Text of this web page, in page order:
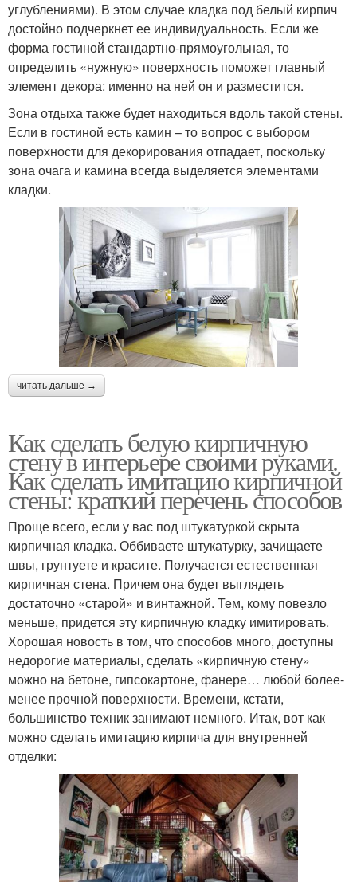
углублениями). В этом случае кладка под белый кирпич
достойно подчеркнет ее индивидуальность. Если же
форма гостиной стандартно-прямоугольная, то
определить «нужную» поверхность поможет главный
элемент декора: именно на ней он и разместится.
Зона отдыха также будет находиться вдоль такой стены.
Если в гостиной есть камин – то вопрос с выбором
поверхности для декорирования отпадает, поскольку
зона очага и камина всегда выделяется элементами
кладки.
читать дальше →
Как сделать белую кирпичную
стену в интерьере своими руками.
Как сделать имитацию кирпичной
стены: краткий перечень способов
Проще всего, если у вас под штукатуркой скрыта
кирпичная кладка. Оббиваете штукатурку, зачищаете
швы, грунтуете и красите. Получается естественная
кирпичная стена. Причем она будет выглядеть
достаточно «старой» и винтажной. Тем, кому повезло
меньше, придется эту кирпичную кладку имитировать.
Хорошая новость в том, что способов много, доступны
недорогие материалы, сделать «кирпичную стену»
можно на бетоне, гипсокартоне, фанере… любой более-
менее прочной поверхности. Времени, кстати,
большинство техник занимают немного. Итак, вот как
можно сделать имитацию кирпича для внутренней
отделки: